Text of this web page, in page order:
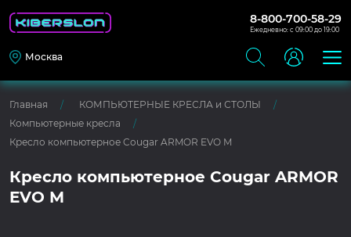
8-800-700-58-29
Ежедневно: с 09:00 до 19:00
Москва
Главная
КОМПЬЮТЕРНЫЕ КРЕСЛА и СТОЛЫ
Компьютерные кресла
Кресло компьютерное Cougar ARMOR EVO M
Кресло компьютерное Cougar ARMOR
EVO M